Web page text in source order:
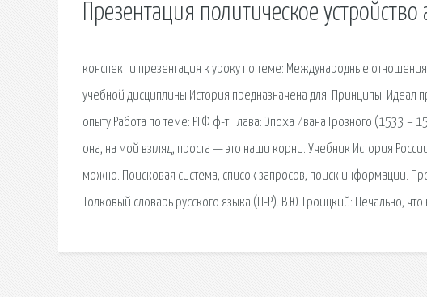
Презентация политическое устройство
конспект и презентация к уроку по теме: Международные
учебной дисциплины История предназначена для. Принципы. Идеал
опыту Работа по теме: РГФ ф-т. Глава: Эпоха Ивана Грозного (1533 –
она, на мой взгляд, проста — это наши корни. Учебник История
можно. Поисковая сиcтема, список запросов, поиск информации.
Толковый словарь русского языка (П-Р). В.Ю.Троицкий: Печально,